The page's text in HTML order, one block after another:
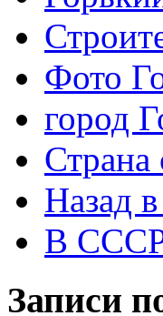
Фото
город
Страна
Назад
В СССР
Записи